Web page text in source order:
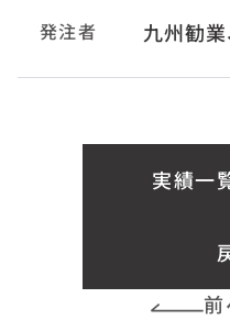
発注者 九州勧
実績一
前